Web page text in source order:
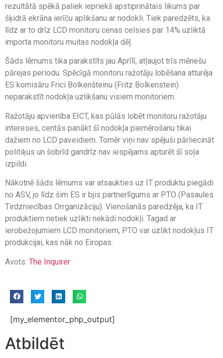
rezultātā spēkā paliek iepriekš apstiprinātais likums par
šķidrā ekrāna ierīču aplikšanu ar nodokli. Tiek paredzēts, ka
līdz ar to drīz LCD monitoru cenas celsies par 14% uzliktā
importa monitoru muitas nodokļa dēļ.
Šāds lēmums tika parakstīts jau Aprīlī, atļaujot trīs mēnešu
pārejas periodu. Spēcīgā monitoru ražotāju lobēšana atturēja
ES komisāru Frici Bolkenšteinu (Fritz Bolkenstein)
neparakstīt nodokļa uzlikšanu visiem monitoriem.
Ražotāju apvienība EICT, kas pūlās lobēt monitoru ražotāju
intereses, centās panākt šī nodokļa piemērošanu tikai
dažiem no LCD paveidiem. Tomēr viņi nav spējuši pārliecināt
politiķus un šobrīd gandrīz nav iespējams apturēt šī soļa
izpildi.
Nākotnē šāds lēmums var atsaukties uz IT produktu piegādi
no ASV, jo līdz šim ES ir bjis partnerlīgums ar PTO (Pasaules
Tirdzniecības Orrganizāciju). Vienošanās paredzēja, ka IT
produktiem netiek uzlikti nekādi nodokļi. Tagad ar
ierobežojumiem LCD monitoriem, PTO var uzlikt nodokļus IT
produkcijai, kas nāk no Eiropas.
Avots: The Inquirer
[my_elementor_php_output]
Atbildēt